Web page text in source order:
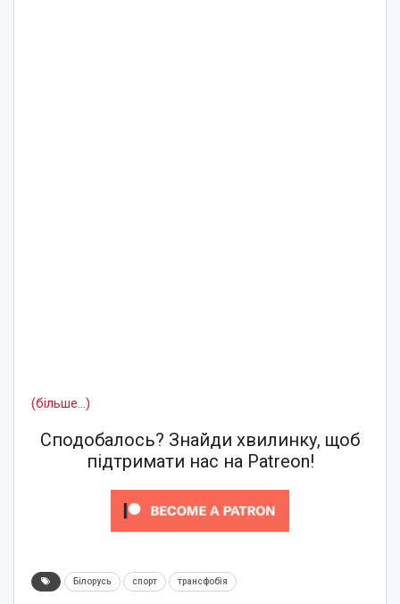
(більше…)
Сподобалось? Знайди хвилинку, щоб
підтримати нас на Patreon!
Білорусь спорт трансфобія